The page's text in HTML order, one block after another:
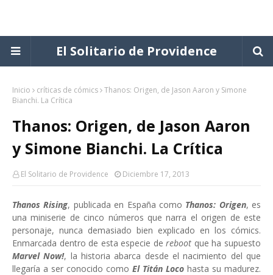
El Solitario de Providence
Inicio críticas de cómics Thanos: Origen, de Jason Aaron y Simone
Bianchi. La Crítica
Thanos: Origen, de Jason Aaron
y Simone Bianchi. La Crítica
El Solitario de Providence Diciembre 17, 2013
Thanos Rising, publicada en España como Thanos: Origen, es
una miniserie de cinco números que narra el origen de este
personaje, nunca demasiado bien explicado en los cómics.
Enmarcada dentro de esta especie dereboot que ha supuesto
Marvel Now!, la historia abarca desde el nacimiento del que
llegaría a ser conocido como El Titán Loco hasta su madurez.